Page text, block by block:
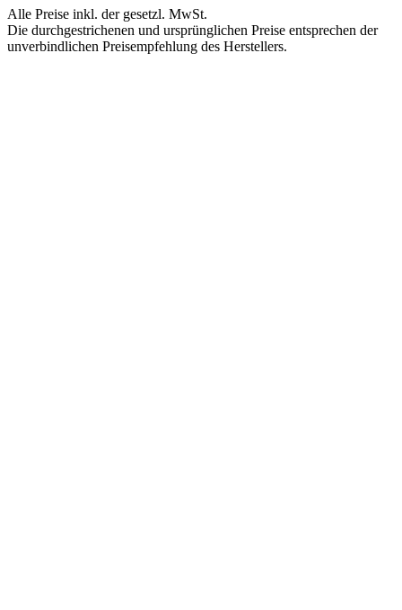
Alle Preise inkl. der gesetzl. MwSt.
Die durchgestrichenen und ursprünglichen Preise entsprechen der
unverbindlichen Preisempfehlung des Herstellers.